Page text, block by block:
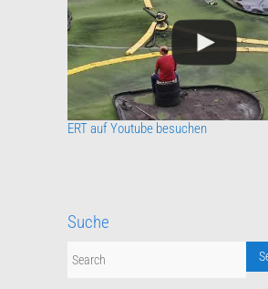
ERT auf Youtube besuchen
Suche